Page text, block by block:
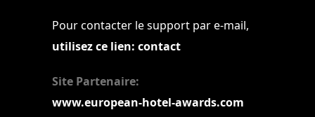
Pour contacter le support par e-mail,
utilisez ce lien: contact
Site Partenaire:
www.european-hotel-awards.com